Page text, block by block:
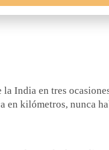
India en tres
en kilómetros, nunca